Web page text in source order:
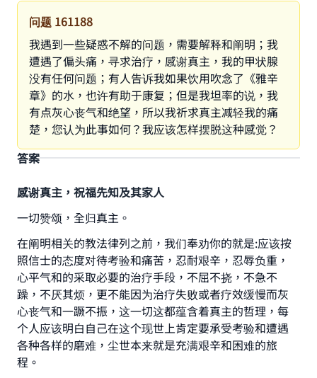
问题 161188
我遇到一些疑惑不解的问题，需要解释和阐明；我
遭遇了偏头痛，寻求治疗，感谢真主，我的甲状腺
没有任何问题；有人告诉我如果饮用吹念了《雅辛
章》的水，也许有助于康复；但是我坦率的说，我
有点灰心丧气和绝望，所以我祈求真主减轻我的痛
楚，您认为此事如何？我应该怎样摆脱这种感觉？
答案
感谢真主，祝福先知及其家人
一切赞颂，全归真主。
在阐明相关的教法律列之前，我们奉劝你的就是:应该按
照信士的态度对待考验和痛苦，忍耐艰辛，忍辱负重，
心平气和的采取必要的治疗手段，不屈不挠，不急不
躁，不厌其烦，更不能因为治疗失败或者疗效缓慢而灰
心丧气和一蹶不振，这一切这都蕴含着真主的哲理，每
个人应该明白自己在这个现世上肯定要承受考验和遭遇
各种各样的磨难，尘世本来就是充满艰辛和困难的旅
程。